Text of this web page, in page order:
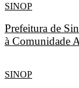
SINOP
Prefeitura de
à Comunidade
SINOP